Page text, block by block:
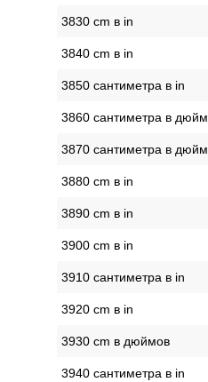
3830 cm в in
3840 cm в in
3850 сантиметра в in
3860 сантиметра в дюйм
3870 сантиметра в дюйм
3880 cm в in
3890 cm в in
3900 cm в in
3910 сантиметра в in
3920 cm в in
3930 cm в дюймов
3940 сантиметра в in